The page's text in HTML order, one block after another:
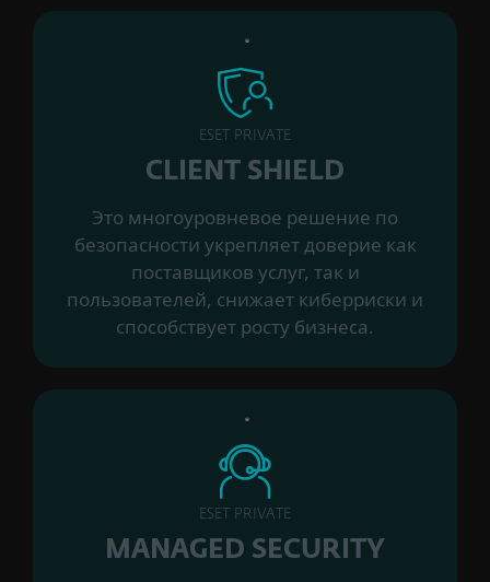
ESET PRIVATE
CLIENT SHIELD
Это многоуровневое решение по
безопасности укрепляет доверие как
поставщиков услуг, так и
пользователей, снижает киберриски и
способствует росту бизнеса.
ESET PRIVATE
MANAGED SECURITY